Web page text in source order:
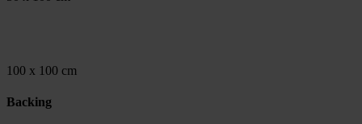
100 x 100 cm
Backing